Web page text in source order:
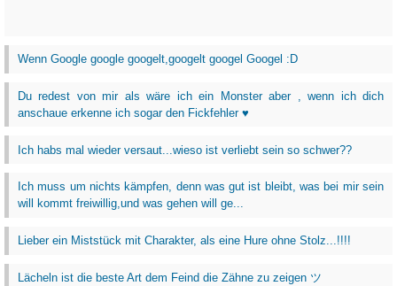
Wenn Google google googelt,googelt googel Googel :D
Du redest von mir als wäre ich ein Monster aber , wenn ich dich
anschaue erkenne ich sogar den Fickfehler ♥
Ich habs mal wieder versaut...wieso ist verliebt sein so schwer??
Ich muss um nichts kämpfen, denn was gut ist bleibt, was bei mir sein
will kommt freiwillig,und was gehen will ge...
Lieber ein Miststück mit Charakter, als eine Hure ohne Stolz...!!!!
Lächeln ist die beste Art dem Feind die Zähne zu zeigen ツ